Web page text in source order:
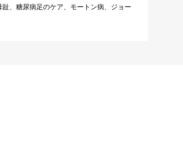
、糖尿病足のケア、モートン病、ジョー